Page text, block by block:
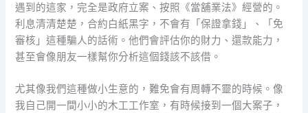
遇到的這家，完全是政府立案、按照《當舖業法》經營的。
利息清清楚楚，合約白紙黑字，不會有「保證拿錢」、「免
審核」這種騙人的話術。他們會評估你的財力、還款能力，
甚至會像朋友一樣幫你分析這個錢該不該借。
尤其像我們這種做小生意的，難免會有周轉不靈的時候。像
我自己開一間小小的木工工作室，有時候接到一個大案子，